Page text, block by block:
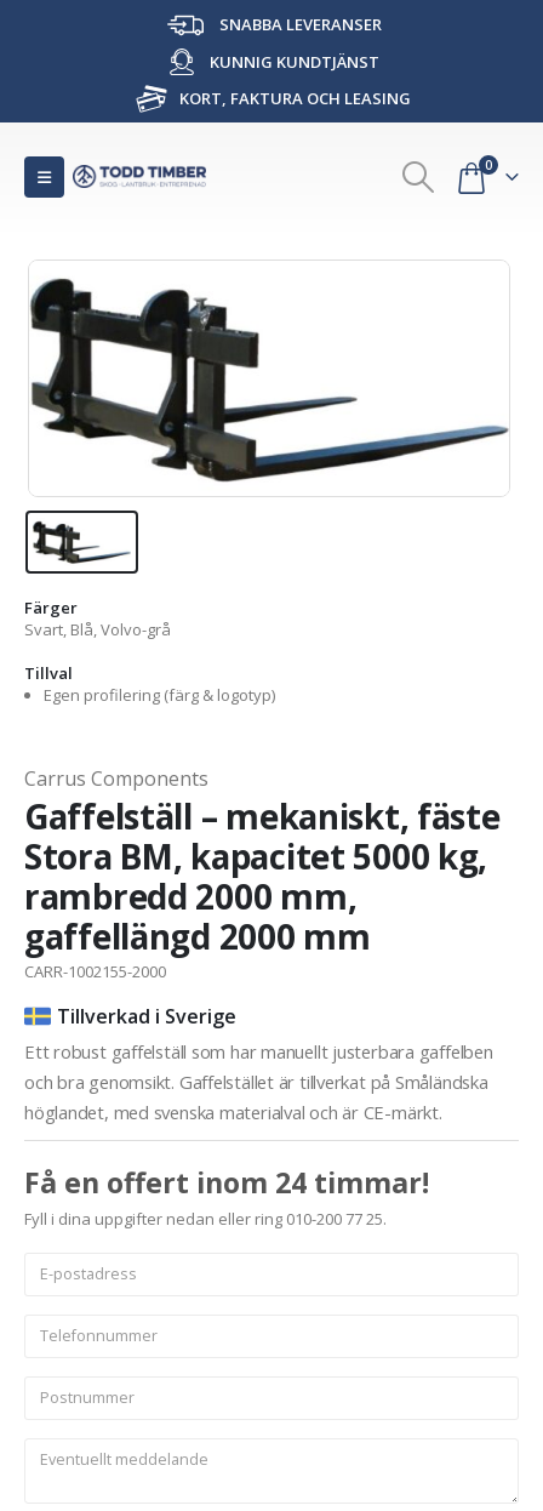
SNABBA LEVERANSER
KUNNIG KUNDTJÄNST
KORT, FAKTURA OCH LEASING
0
Färger
Svart, Blå, Volvo-grå
Tillval
Egen profilering (färg & logotyp)
Carrus Components
Gaffelställ – mekaniskt, fäste
Stora BM, kapacitet 5000 kg,
rambredd 2000 mm,
gaffellängd 2000 mm
CARR-1002155-2000
Tillverkad i Sverige
Ett robust gaffelställ som har manuellt justerbara gaffelben
och bra genomsikt. Gaffelstället är tillverkat på Småländska
höglandet, med svenska materialval och är CE-märkt.
Få en offert inom 24 timmar!
Fyll i dina uppgifter nedan eller ring 010-200 77 25.